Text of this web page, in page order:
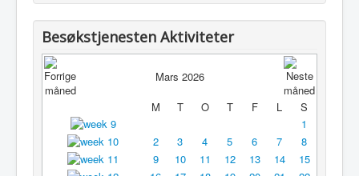
Linker
Utleie
Logg inn / ut
Besøkstjenesten Aktiviteter
Mars 2026
M
T O T F L
S
1
2
3 4 5 6 7
8
9
10 11 12 13 14
15